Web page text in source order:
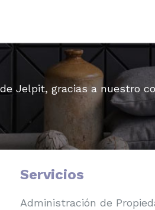
Jelpit, gracias a nuestro
Servicios
Administración de